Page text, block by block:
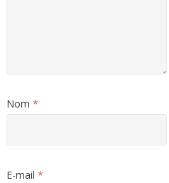
Nom *
E-mail *